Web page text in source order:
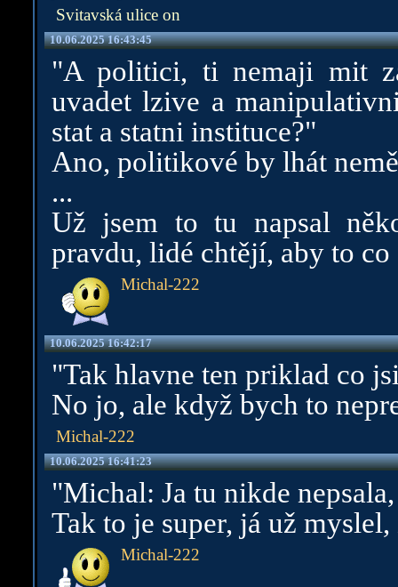
Svitavská ulice on
10.06.2025 16:43:45
"A politici, ti nemaji mit
uvadet lzive a
stat a statni instituce?"
Ano, politikové by lhát
...
Už jsem to tu napsal
pravdu, lidé chtějí, aby to
Michal-222
10.06.2025 16:42:17
"Tak hlavne ten priklad co
No jo, ale když bych to
Michal-222
10.06.2025 16:41:23
"Michal: Ja tu nikde
Tak to je super, já už
Michal-222